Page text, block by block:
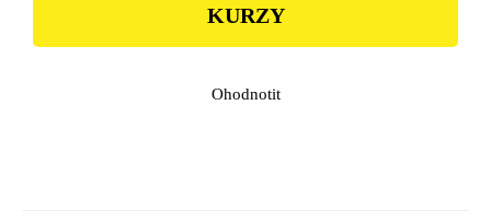
KURZY
Ohodnotit